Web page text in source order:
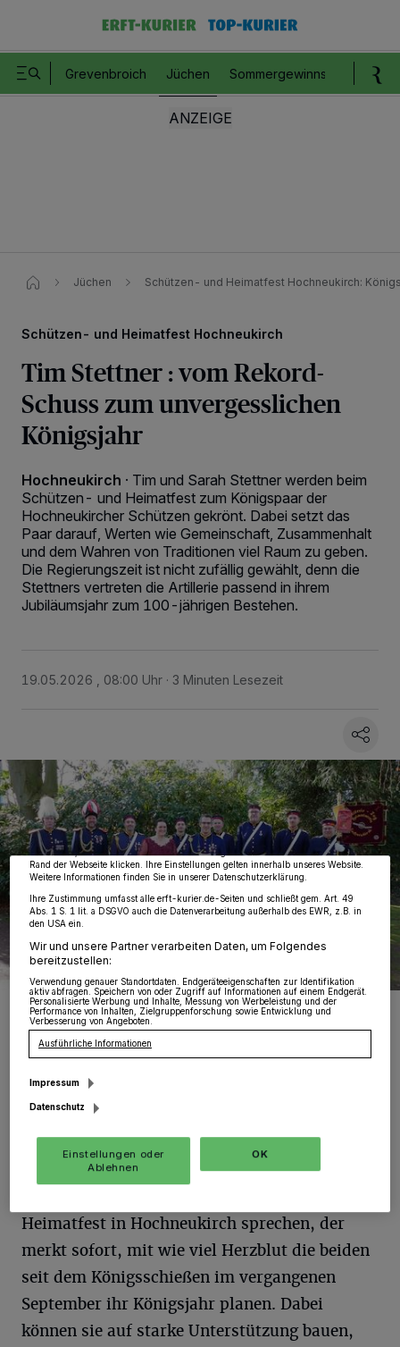
Grevenbroich Jüchen Sommergewinnspiel
Jüchen Schützen- und Heimatfest Hochneukirch:
Schützen- und Heimatfest Hochneukirch
Tim Stettner : vom Rekord-
Schuss zum unvergesslichen
Königsjahr
Hochneukirch · Tim und Sarah Stettner werden beim
Schützen- und Heimatfest zum Königspaar der
Hochneukircher Schützen gekrönt. Dabei setzt das
Paar darauf, Werten wie Gemeinschaft, Zusammenhalt
und dem Wahren von Traditionen viel Raum zu geben.
Die Regierungszeit ist nicht zufällig gewählt, denn die
Stettners vertreten die Artillerie passend in ihrem
Jubiläumsjahr zum 100-jährigen Bestehen.
19.05.2026 , 08:00 Uhr 3 Minuten Lesezeit
S. M Tim I. und I. M. Sarah I. Stettner wählten ihr Königsjahr bewusst,
feier der Königszug, die Artillerie, in doch ihr 100-jähriges
Bestehen.
W er Tim und Sarah Stettner zuhört,
Heimatfest in Hochneukirch sprechen, der
merkt sofort, mit wie viel Herzblut die beiden
seit dem Königsschießen im vergangenen
September ihr Königsjahr planen. Dabei
können sie auf starke Unterstützung bauen,
Wir und unsere218-Partner speichern und greifen auf personenbezogene Daten
wie Browserdaten oder eindeutige Kennungen auf Ihrem Gerät zu. Durch Auswahl
von OK aktivieren Sie Tracking-Technologien für die unter „Wir und unsere
Partner verarbeiten Daten, um Ihnen Dienste bereitzustellen“ aufgeführten
Zwecke. Wenn Tracker deaktiviert sind, sind manche Inhalte und Anzeigen
möglicherweise nicht mehr so relevant für Sie. Sie können dieses Menü jederzeit
wieder aufrufen, um Ihre Einstellungen zu ändern oder Ihre Einwilligung zu
widerrufen, indem Sie auf den Link Einstellungen oder Ablehnen am unteren
Rand der Webseite klicken. Ihre Einstellungen gelten innerhalb unseres Website.
Weitere Informationen finden Sie in unserer Datenschutzerklärung.
Ihre Zustimmung umfasst alle erft-kurier.de-Seiten und schließt gem. Art. 49
Abs. 1 S. 1 lit. a DSGVO auch die Datenverarbeitung außerhalb des EWR, z.B. in
den USA ein.
Wir und unsere Partner verarbeiten Daten, um Folgendes
bereitzustellen:
Verwendung genauer Standortdaten. Endgeräteeigenschaften zur Identifikation
aktiv abfragen. Speichern von oder Zugriff auf Informationen auf einem Endgerät.
Personalisierte Werbung und Inhalte, Messung von Werbeleistung und der
Performance von Inhalten, Zielgruppenforschung sowie Entwicklung und
Verbesserung von Angeboten.
Ausführliche Informationen
Impressum
Datenschutz
Einstellungen oder
Ablehnen
OK